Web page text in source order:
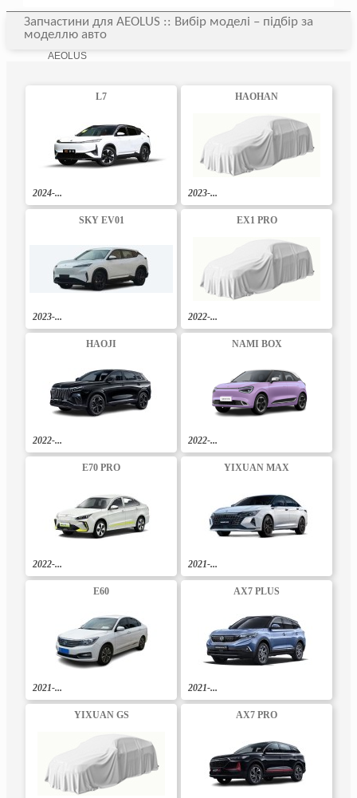
Запчастини для AEOLUS :: Вибір моделі – підбір за
моделлю авто
AEOLUS
L7
2024-...
HAOHAN
2023-...
SKY EV01
2023-...
EX1 PRO
2022-...
HAOJI
2022-...
NAMI BOX
2022-...
E70 PRO
2022-...
YIXUAN MAX
2021-...
E60
2021-...
AX7 PLUS
2021-...
YIXUAN GS AX7 PRO